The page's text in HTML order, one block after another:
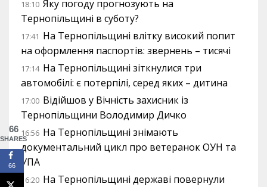
18:10 Яку погоду прогнозують на
Тернопільщині в суботу?
17:41 На Тернопільщині влітку високий попит
на оформлення паспортів: звернень – тисячі
17:14 На Тернопільщині зіткнулися три
автомобілі: є потерпілі, серед яких – дитина
17:00 Відійшов у Вічність захисник із
Тернопільщини Володимир Дичко
16:56 На Тернопільщині знімають
документальний цикл про ветеранок ОУН та
УПА
16:20 На Тернопільщині державі повернули
66
SHARES
66